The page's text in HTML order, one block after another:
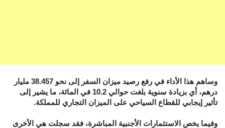
وساهم هذا الأداء في رفع رصيد ميزان السفر إلى نحو 38.457 مليار
درهم، أي بزيادة سنوية بلغت حوالي 10.2 في المائة، ما يشير إلى
تأثير إيجابي للقطاع السياحي على الميزان التجاري للمملكة.
وفيما يخص الاستثمارات الأجنبية المباشرة، فقد سجلت هي الأخرى